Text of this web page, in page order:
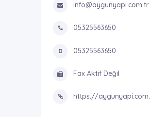
info@aygunyapi.com.tr
05325563650
05325563650
Fax Aktif Değil
https://